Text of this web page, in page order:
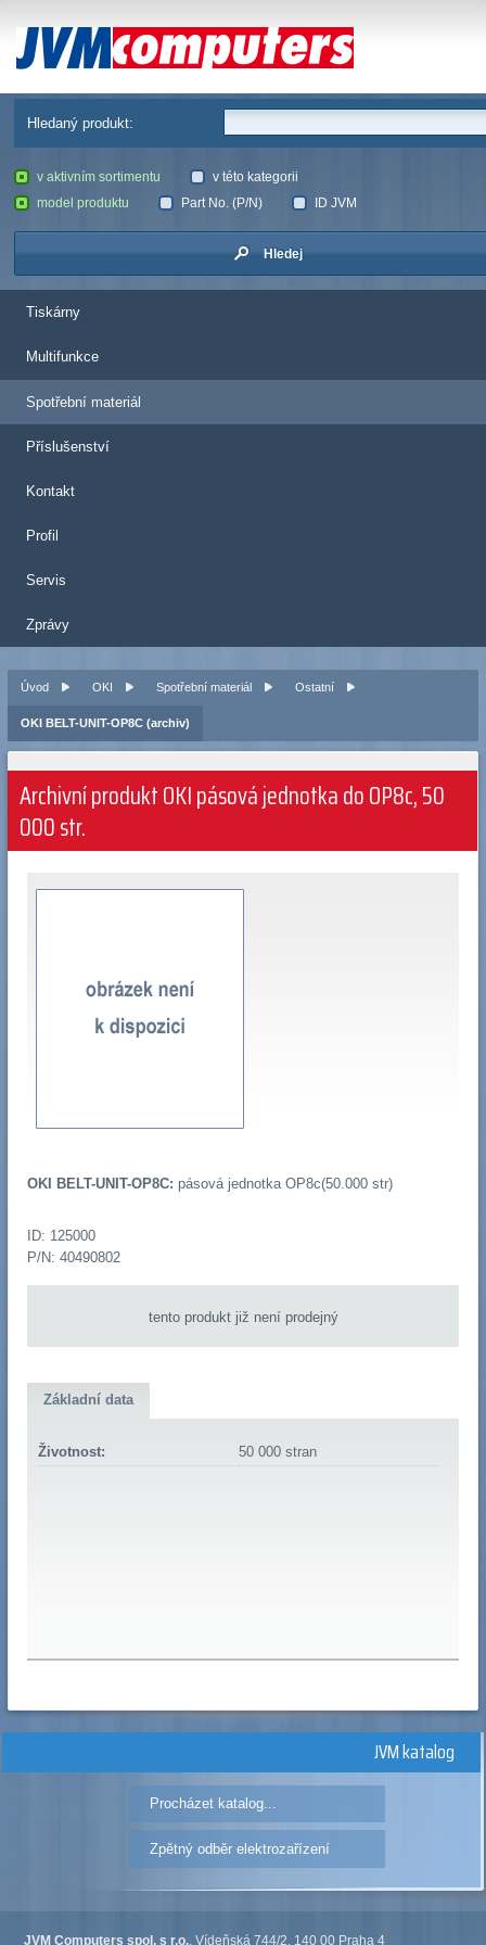
JVM Computers
Hledaný produkt:
v aktivním sortimentu
v této kategorii
model produktu
Part No. (P/N) ID JVM
Hledej
Tiskárny
Multifunkce
Spotřební materiál
Příslušenství
Kontakt
Profil
Servis
Zprávy
Úvod OKI Spotřební materiál Ostatní
OKI BELT-UNIT-OP8C (archiv)
Archivní produkt OKI pásová jednotka do OP8c, 50
000 str.
OKI BELT-UNIT-OP8C: pásová jednotka OP8c(50.000 str)
ID: 125000
P/N: 40490802
tento produkt již není prodejný
Základní data
Životnost: 50 000 stran
JVM katalog
Procházet katalog...
Zpětný odběr elektrozařízení
JVM Computers spol. s r.o., Vídeňská 744/2, 140 00 Praha 4